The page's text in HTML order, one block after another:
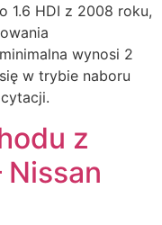
1.6 HDI z 2008 roku,
wynosi 2
w trybie naboru
z
Nissan